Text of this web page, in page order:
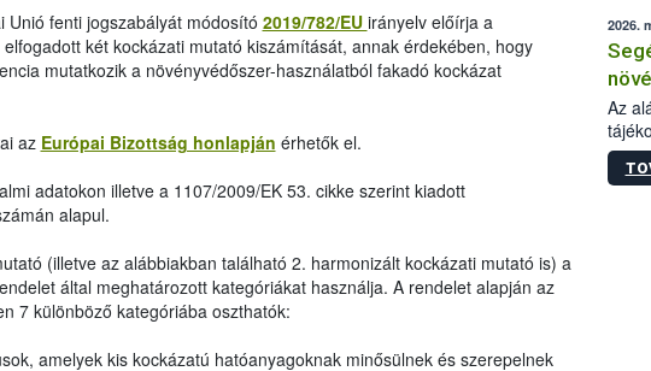
fenti jogszabályát módosító 2019/782/EU irányelv előírja a
két kockázati mutató kiszámítását, annak érdekében, hogy
mutatkozik a növényvédőszer-használatból fakadó kockázat
az Európai Bizottság honlapján érhetők el.
adatokon illetve a 1107/2009/EK 53. cikke szerint kiadott
alapul.
(illetve az alábbiakban található 2. harmonizált kockázati mutató is) a
által meghatározott kategóriákat használja. A rendelet alapján az
7 különböző kategóriába oszthatók:
amelyek kis kockázatú hatóanyagoknak minősülnek és szerepelnek
2026.
Az